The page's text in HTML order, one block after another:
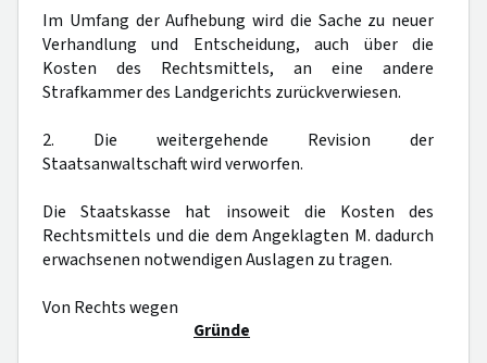
Im Umfang der Aufhebung wird die Sache zu neuer
Verhandlung und Entscheidung, auch über die
Kosten des Rechtsmittels, an eine andere
Strafkammer des Landgerichts zurückverwiesen.
2. Die weitergehende Revision der
Staatsanwaltschaft wird verworfen.
Die Staatskasse hat insoweit die Kosten des
Rechtsmittels und die dem Angeklagten M. dadurch
erwachsenen notwendigen Auslagen zu tragen.
Von Rechts wegen
Gründe